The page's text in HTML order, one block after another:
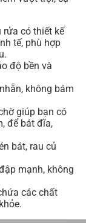
rửa có thiết kế
tế, phù hợp
độ bền và
không bám
giúp bạn có
để bát đĩa,
bát, rau củ
mạnh, không
các chất